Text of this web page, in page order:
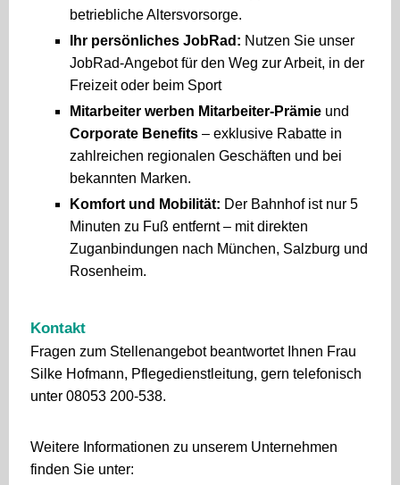
betriebliche Altersvorsorge.
Ihr persönliches JobRad: Nutzen Sie unser
JobRad-Angebot für den Weg zur Arbeit, in der
Freizeit oder beim Sport
Mitarbeiter werben Mitarbeiter-Prämieund
Corporate Benefits– exklusive Rabatte in
zahlreichen regionalen Geschäften und bei
bekannten Marken.
Komfort und Mobilität: Der Bahnhof ist nur 5
Minuten zu Fuß entfernt – mit direkten
Zuganbindungen nach München, Salzburg und
Rosenheim.
Kontakt
Fragen zum Stellenangebot beantwortet Ihnen Frau
Silke Hofmann, Pflegedienstleitung, gern telefonisch
unter 08053 200-538.
Weitere Informationen zu unserem Unternehmen
finden Sie unter: